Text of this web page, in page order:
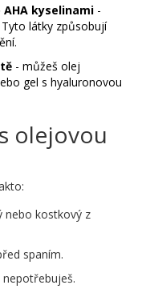
kyselinami -
látky způsobují
- můžeš olej
gel s hyaluronovou
olejovou
nebo kostkový z
spaním.